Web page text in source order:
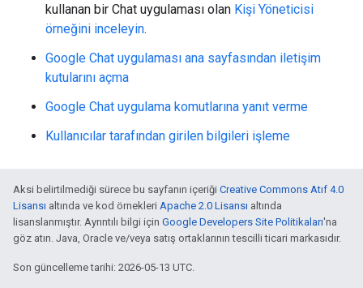
kullanan bir Chat uygulaması olan Kişi Yöneticisi
örneğini inceleyin.
Google Chat uygulaması ana sayfasından iletişim
kutularını açma
Google Chat uygulama komutlarına yanıt verme
Kullanıcılar tarafından girilen bilgileri işleme
Aksi belirtilmediği sürece bu sayfanın içeriği Creative Commons Atıf 4.0
Lisansı altında ve kod örnekleri Apache 2.0 Lisansı altında
lisanslanmıştır. Ayrıntılı bilgi için Google Developers Site Politikaları'na
göz atın. Java, Oracle ve/veya satış ortaklarının tescilli ticari markasıdır.
Son güncelleme tarihi: 2026-05-13 UTC.